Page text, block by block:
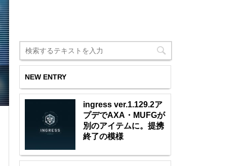
NEW ENTRY
ingress ver.1.129.2ア
プデでAXA・MUFGが
別のアイテムに。提携
終了の模様